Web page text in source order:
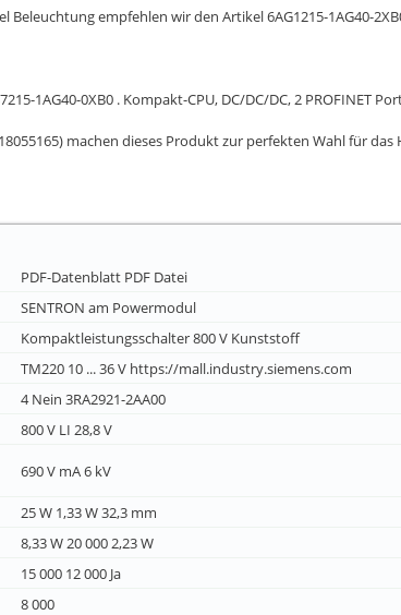
empfehlen wir den Artikel 6AG1215-1AG40-
1AG40-0XB0 . Kompakt-CPU, DC/DC/DC, 2 PROFINET
machen dieses Produkt zur perfekten Wahl für
PDF-Datenblatt PDF Datei
SENTRON am Powermodul
Kompaktleistungsschalter 800 V Kunststoff
TM220 10 ... 36 V https://mall.industry.siemens.com
4 Nein 3RA2921-2AA00
800 V LI 28,8 V
690 V mA 6 kV
25 W 1,33 W 32,3 mm
8,33 W 20 000 2,23 W
15 000 12 000 Ja
8 000